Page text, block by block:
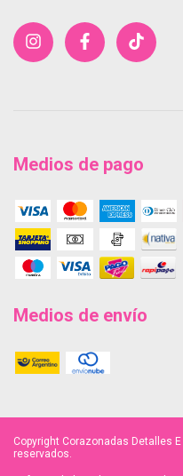
Medios de pago
Medios de envío
Copyright Corazonadas Detalles
reservados.